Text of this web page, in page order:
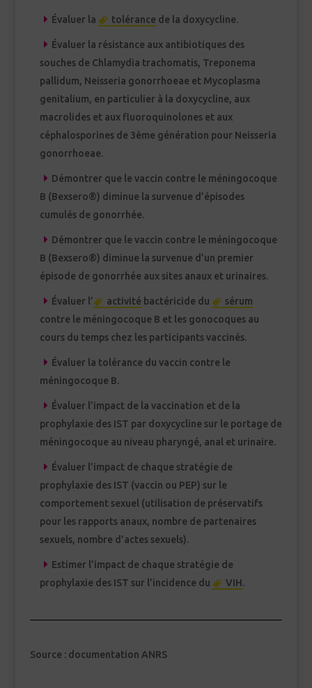
Évaluer la tolérance de la doxycycline.
Évaluer la résistance aux antibiotiques des
souches de Chlamydia trachomatis, Treponema
pallidum, Neisseria gonorrhoeae et Mycoplasma
genitalium, en particulier à la doxycycline, aux
macrolides et aux fluoroquinolones et aux
céphalosporines de 3ème génération pour Neisseria
gonorrhoeae.
Démontrer que le vaccin contre le méningocoque
B (Bexsero®) diminue la survenue d’épisodes
cumulés de gonorrhée.
Démontrer que le vaccin contre le méningocoque
B (Bexsero®) diminue la survenue d’un premier
épisode de gonorrhée aux sites anaux et urinaires.
Évaluer l’ activité bactéricide du
sérum
contre le méningocoque B et les gonocoques au
cours du temps chez les participants vaccinés.
Évaluer la tolérance du vaccin contre le
méningocoque B.
Évaluer l’impact de la vaccination et de la
prophylaxie des IST par doxycycline sur le portage de
méningocoque au niveau pharyngé, anal et urinaire.
Évaluer l’impact de chaque stratégie de
prophylaxie des IST (vaccin ou PEP) sur le
comportement sexuel (utilisation de préservatifs
pour les rapports anaux, nombre de partenaires
sexuels, nombre d’actes sexuels).
Estimer l’impact de chaque stratégie de
prophylaxie des IST sur l’incidence du
VIH.
Source : documentation ANRS